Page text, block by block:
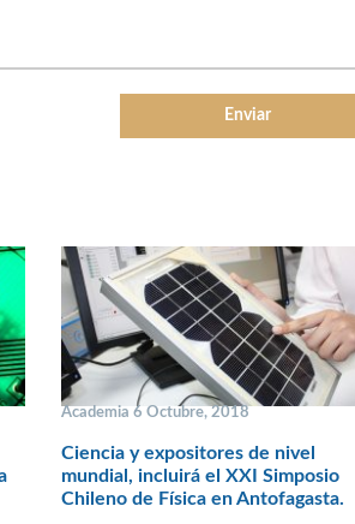
Academia 6 Octubre, 2018
Ciencia y expositores de nivel
mundial, incluirá el XXI Simposio
Chileno de Física en Antofagasta.